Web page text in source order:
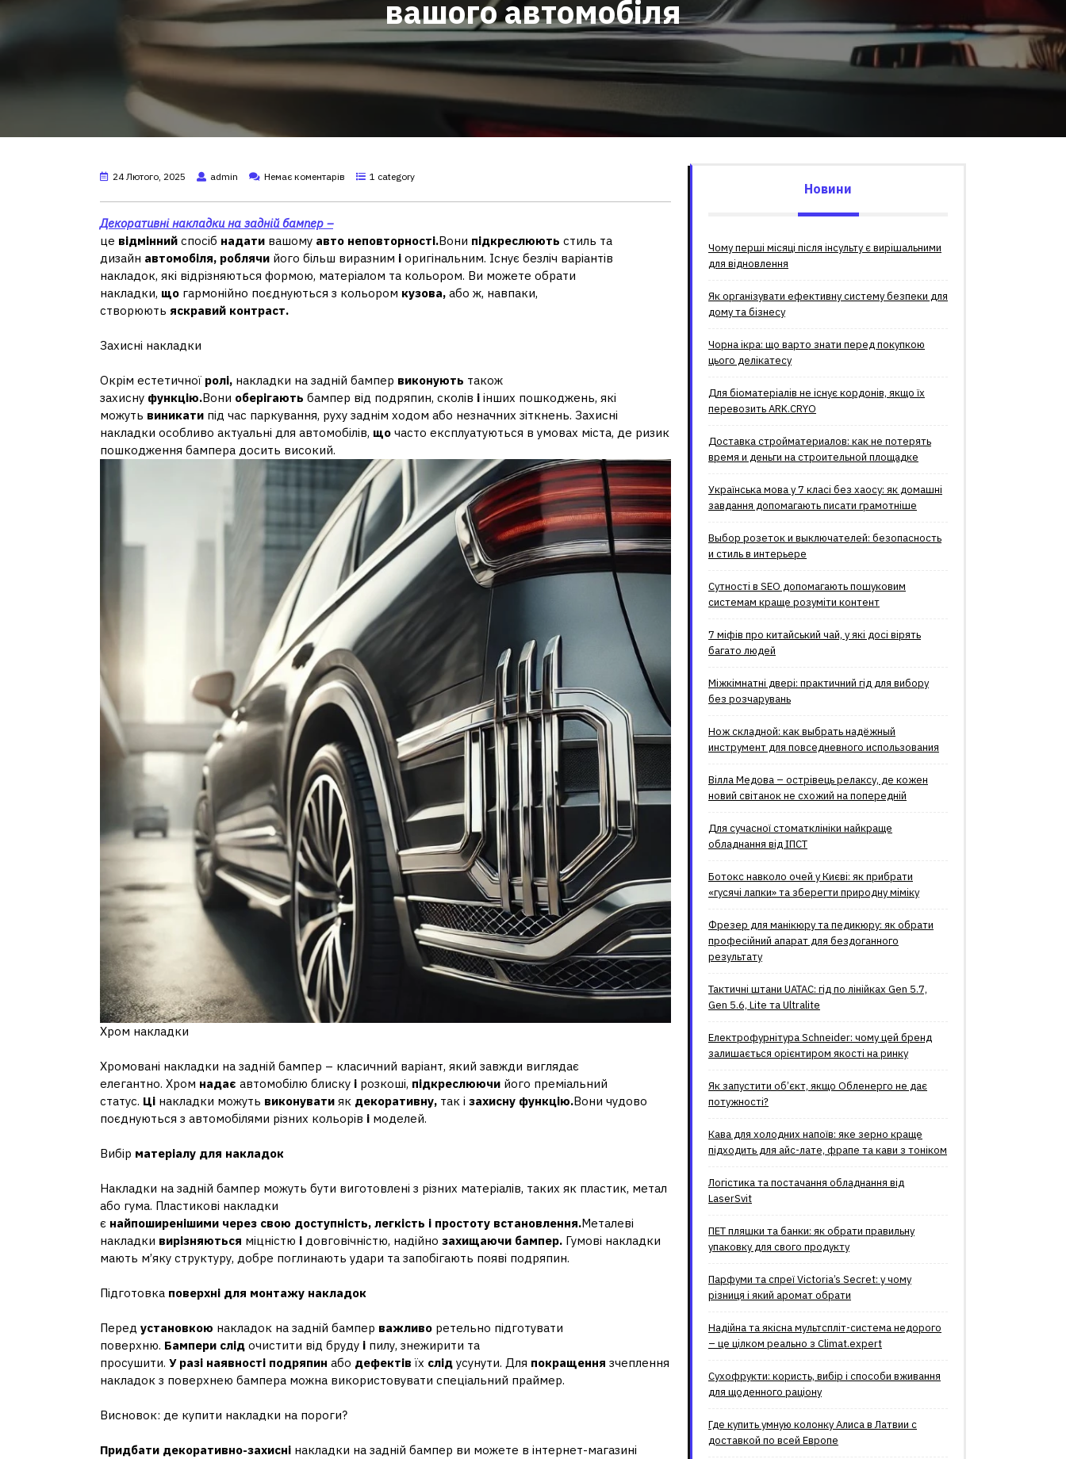
вашого автомобіля
24 Лютого, 2025 admin Немає коментарів 1 category
Декоративні накладки на задній бампер –
це відмінний спосіб надати вашому авто неповторності.Вони підкреслюють стиль та
дизайн автомобіля, роблячи його більш виразним і оригінальним. Існує безліч варіантів
накладок, які відрізняються формою, матеріалом та кольором. Ви можете обрати
накладки, що гармонійно поєднуються з кольором кузова, або ж, навпаки,
створюють яскравий контраст.
Захисні накладки
Окрім естетичної ролі, накладки на задній бампер виконують також
захисну функцію.Вони оберігають бампер від подряпин, сколів і інших пошкоджень, які
можуть виникати під час паркування, руху заднім ходом або незначних зіткнень. Захисні
накладки особливо актуальні для автомобілів, що часто експлуатуються в умовах міста, де ризик
пошкодження бампера досить високий.
Хром накладки
Хромовані накладки на задній бампер – класичний варіант, який завжди виглядає
елегантно. Хром надає автомобілю блиску і розкоші, підкреслюючи його преміальний
статус. Ці накладки можуть виконувати як декоративну, так і захисну функцію.Вони чудово
поєднуються з автомобілями різних кольорів і моделей.
Вибір матеріалу для накладок
Накладки на задній бампер можуть бути виготовлені з різних матеріалів, таких як пластик, метал
або гума. Пластикові накладки
є найпоширенішими через свою доступність, легкість і простоту встановлення.Металеві
накладки вирізняються міцністю і довговічністю, надійно захищаючи бампер. Гумові накладки
мають м’яку структуру, добре поглинають удари та запобігають появі подряпин.
Підготовка поверхні для монтажу накладок
Перед установкою накладок на задній бампер важливо ретельно підготувати
поверхню. Бампери слід очистити від бруду і пилу, знежирити та
просушити. У разі наявності подряпин або дефектів їх слід усунути. Для покращення зчеплення
накладок з поверхнею бампера можна використовувати спеціальний праймер.
Висновок: де купити накладки на пороги?
Придбати декоративно-захисні накладки на задній бампер ви можете в інтернет-магазині
Новини
Чому перші місяці після інсульту є вирішальними
для відновлення
Як організувати ефективну систему безпеки для
дому та бізнесу
Чорна ікра: що варто знати перед покупкою
цього делікатесу
Для біоматеріалів не існує кордонів, якщо їх
перевозить ARK.CRYO
Доставка стройматериалов: как не потерять
время и деньги на строительной площадке
Українська мова у 7 класі без хаосу: як домашні
завдання допомагають писати грамотніше
Выбор розеток и выключателей: безопасность
и стиль в интерьере
Сутності в SEO допомагають пошуковим
системам краще розуміти контент
7 міфів про китайський чай, у які досі вірять
багато людей
Міжкімнатні двері: практичний гід для вибору
без розчарувань
Нож складной: как выбрать надёжный
инструмент для повседневного использования
Вілла Медова – острівець релаксу, де кожен
новий світанок не схожий на попередній
Для сучасної стоматклініки найкраще
обладнання від ІПСТ
Ботокс навколо очей у Києві: як прибрати
«гусячі лапки» та зберегти природну міміку
Фрезер для манікюру та педикюру: як обрати
професійний апарат для бездоганного
результату
Тактичні штани UATAC: гід по лінійках Gen 5.7,
Gen 5.6, Lite та Ultralite
Електрофурнітура Schneider: чому цей бренд
залишається орієнтиром якості на ринку
Як запустити об’єкт, якщо Обленерго не дає
потужності?
Кава для холодних напоїв: яке зерно краще
підходить для айс-лате, фрапе та кави з тоніком
Логістика та постачання обладнання від
LaserSvit
ПЕТ пляшки та банки: як обрати правильну
упаковку для свого продукту
Парфуми та спреї Victoria’s Secret: у чому
різниця і який аромат обрати
Надійна та якісна мультспліт-система недорого
– це цілком реально з Climat.еxpert
Сухофрукти: користь, вибір і способи вживання
для щоденного раціону
Где купить умную колонку Алиса в Латвии с
доставкой по всей Европе